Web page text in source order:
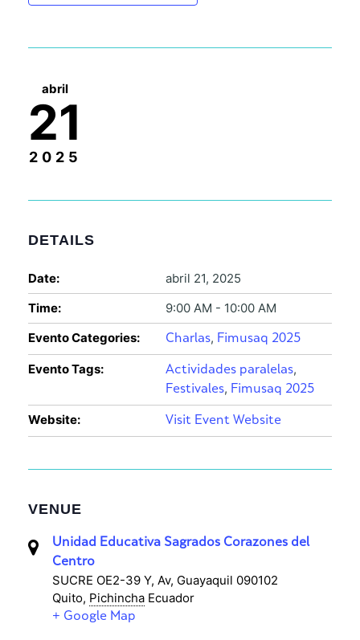
abril
21
2025
DETAILS
Date:
abril 21, 2025
Time:
9:00 AM - 10:00 AM
Evento Categories:
Charlas, Fimusaq 2025
Evento Tags: Actividades paralelas,
Festivales, Fimusaq 2025
Website: Visit Event Website
VENUE
Unidad Educativa Sagrados Corazones del
Centro
SUCRE OE2-39 Y, Av, Guayaquil 090102
Quito, Pichincha Ecuador
+ Google Map